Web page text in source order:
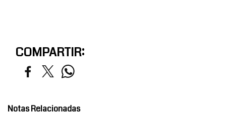
COMPARTIR:
Notas Relacionadas